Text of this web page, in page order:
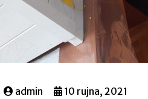
admin 10 rujna, 2021